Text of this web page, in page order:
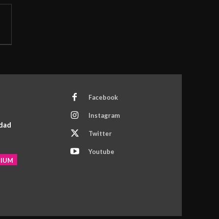
Facebook
Instagram
Twitter
Youtube